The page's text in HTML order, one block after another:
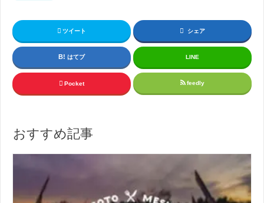
ツイート シェア
はてブ LINE
Pocket feedly
おすすめ記事